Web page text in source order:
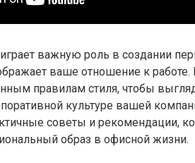
важную роль в создании
ваше отношение к
правилам стиля, чтобы
культуре вашей
советы и рекомендации,
образ в офисной жизни.